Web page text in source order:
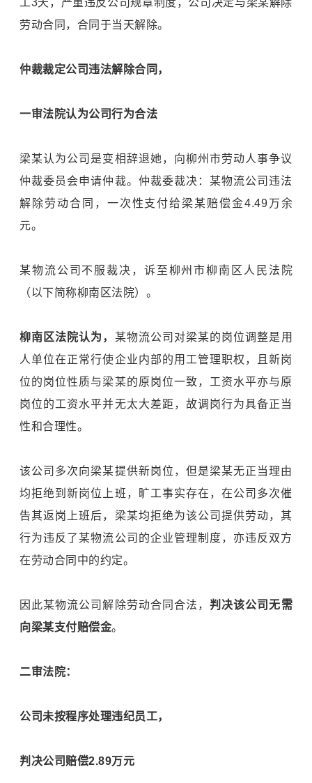
工3天，严重违反公司规章制度，公司决定与梁某解除
劳动合同，合同于当天解除。
仲裁裁定公司违法解除合同，
一审法院认为公司行为合法
梁某认为公司是变相辞退她，向柳州市劳动人事争议
仲裁委员会申请仲裁。仲裁委裁决：某物流公司违法
解除劳动合同，一次性支付给梁某赔偿金4.49万余
元。
某物流公司不服裁决，诉至柳州市柳南区人民法院
（以下简称柳南区法院）。
柳南区法院认为， 某物流公司对梁某的岗位调整是用
人单位在正常行使企业内部的用工管理职权，且新岗
位的岗位性质与梁某的原岗位一致，工资水平亦与原
岗位的工资水平并无太大差距，故调岗行为具备正当
性和合理性。
该公司多次向梁某提供新岗位，但是梁某无正当理由
均拒绝到新岗位上班，旷工事实存在，在公司多次催
告其返岗上班后，梁某均拒绝为该公司提供劳动，其
行为违反了某物流公司的企业管理制度，亦违反双方
在劳动合同中的约定。
因此某物流公司解除劳动合同合法，判决该公司无需
向梁某支付赔偿金。
二审法院：
公司未按程序处理违纪员工，
判决公司赔偿2.89万元